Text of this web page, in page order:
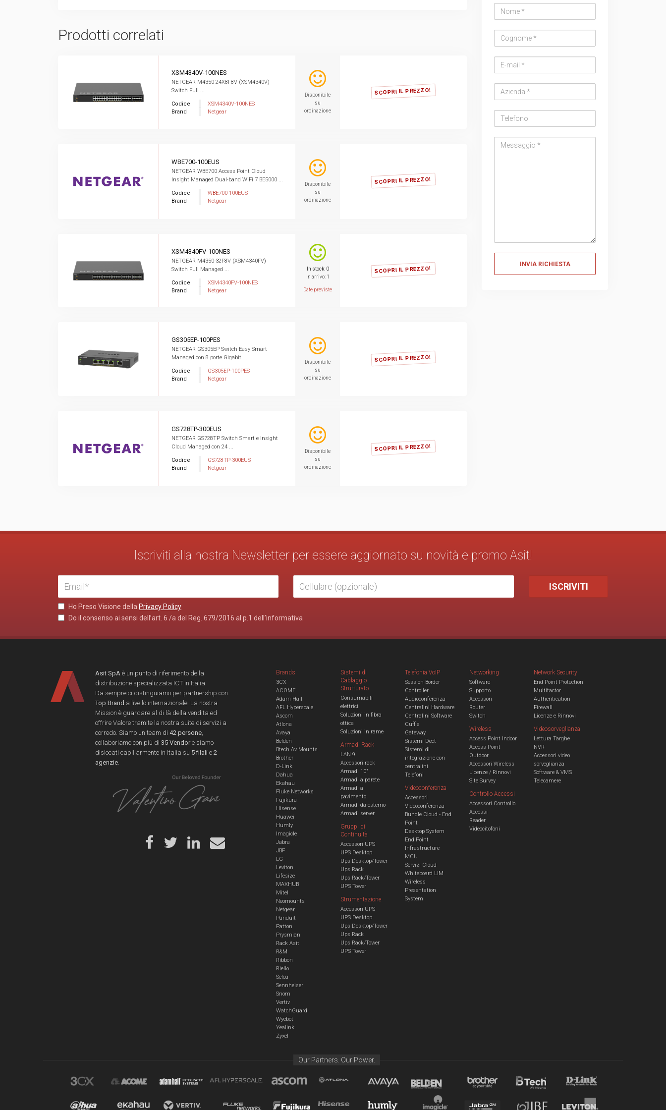
Prodotti correlati
SCOPRI IL PREZZO!
XSM4340V-100NES
NETGEAR M4350-24X8F8V (XSM4340V)
Switch Full ...
Codice
XSM4340V-100NES
Brand
Netgear
Disponibile
su
ordinazione
SCOPRI IL PREZZO!
WBE700-100EUS
NETGEAR WBE700 Access Point Cloud
Insight Managed Dual-band WiFi 7 BE5000 ...
Codice
WBE700-100EUS
Brand
Netgear
Disponibile
su
ordinazione
SCOPRI IL PREZZO!
XSM4340FV-100NES
NETGEAR M4350-32F8V (XSM4340FV)
Switch Full Managed ...
Codice
XSM4340FV-100NES
Brand
Netgear
In stock: 0
In arrivo: 1
Date previste
SCOPRI IL PREZZO!
GS305EP-100PES
NETGEAR GS305EP Switch Easy Smart
Managed con 8 porte Gigabit ...
Codice
GS305EP-100PES
Brand
Netgear
Disponibile
su
ordinazione
SCOPRI IL PREZZO!
GS728TP-300EUS
NETGEAR GS728TP Switch Smart e Insight
Cloud Managed con 24 ...
Codice
GS728TP-300EUS
Brand
Netgear
Disponibile
su
ordinazione
Iscriviti alla nostra Newsletter per essere aggiornato su novità e promo Asit!
Ho Preso Visione della Privacy Policy
Do il consenso ai sensi dell’art. 6 /a del Reg. 679/2016 al p.1 dell’informativa
Asit SpA è un punto di riferimento della
distribuzione specializzata ICT in Italia.
Da sempre ci distinguiamo per partnership con
Top Brand a livello internazionale. La nostra
Mission è guardare al di là della vendita ed
offrire Valore tramite la nostra suite di servizi a
corredo. Siamo un team di 42 persone,
collaboriamo con più di 35 Vendore siamo
dislocati capillarmente in Italia su 5 filali e 2
agenzie.
Brands
3CX
ACOME
Adam Hall
AFL Hyperscale
Ascom
Atlona
Avaya
Belden
Btech Av Mounts
Brother
D-Link
Dahua
Ekahau
Fluke Networks
Fujikura
Hisense
Huawei
Humly
Imagicle
Jabra
JBF
LG
Leviton
Lifesize
MAXHUB
Mitel
Neomounts
Netgear
Panduit
Patton
Prysmian
Rack Asit
R&M
Ribbon
Riello
Selea
Sennheiser
Snom
Vertiv
WatchGuard
Wyebot
Yealink
Zyxel
Sistemi di
Cablaggio
Strutturato
Consumabili
elettrici
Soluzioni in fibra
ottica
Soluzioni in rame
Armadi Rack
LAN 9
Accessori rack
Armadi 10"
Armadi a parete
Armadi a
pavimento
Armadi da esterno
Armadi server
Gruppi di
Continuità
Accessori UPS
UPS Desktop
Ups Desktop/Tower
Ups Rack
Ups Rack/Tower
UPS Tower
Strumentazione
Accessori UPS
UPS Desktop
Ups Desktop/Tower
Ups Rack
Ups Rack/Tower
UPS Tower
Telefonia VoIP
Session Border
Controller
Audioconferenza
Centralini Hardware
Centralini Software
Cuffie
Gateway
Sistemi Dect
Sistemi di
integrazione con
centralini
Telefoni
Videoconferenza
Accessori
Videoconferenza
Bundle Cloud - End
Point
Desktop System
End Point
Infrastructure
MCU
Servizi Cloud
Whiteboard LIM
Wireless
Presentation
System
Networking
Software
Supporto
Accessori
Router
Switch
Wireless
Access Point Indoor
Access Point
Outdoor
Accessori Wireless
Licenze / Rinnovi
Site Survey
Network Security
End Point Protection
Multifactor
Authentication
Firewall
Licenze e Rinnovi
Videosorveglianza
Lettura Targhe
NVR
Accessori video
sorveglianza
Software & VMS
Telecamere
Controllo Accessi
Accessori Controllo
Accessi
Reader
Videocitofoni